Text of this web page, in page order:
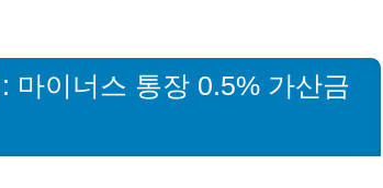
마이너스 통장 0.5% 가산금